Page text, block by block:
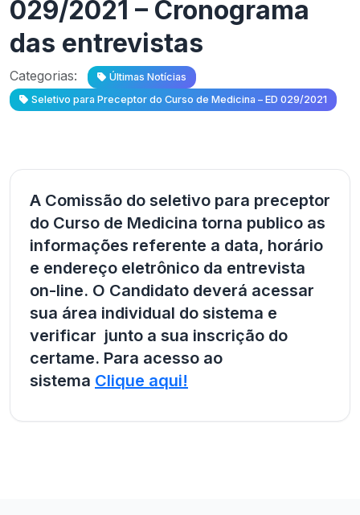
029/2021 – Cronograma
das entrevistas
Categorias:
Últimas Notícias
Seletivo para Preceptor do Curso de Medicina – ED 029/2021
A Comissão do seletivo para preceptor
do Curso de Medicina torna publico as
informações referente a data, horário
e endereço eletrônico da entrevista
on-line. O Candidato deverá acessar
sua área individual do sistema e
verificar junto a sua inscrição do
certame. Para acesso ao
sistema Clique aqui!